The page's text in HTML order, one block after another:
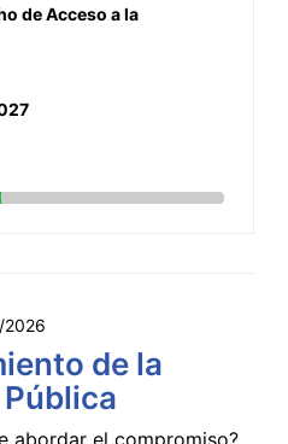
de Acceso a la
de la
abordar el compromiso?